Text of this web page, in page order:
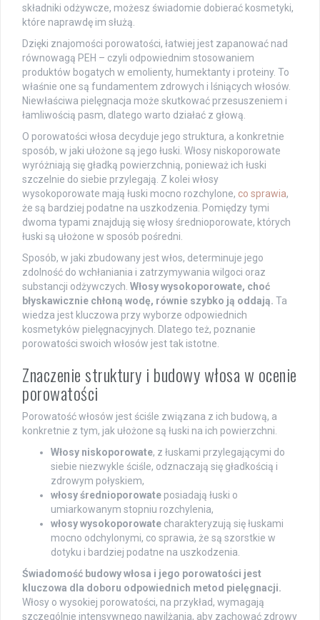
składniki odżywcze, możesz świadomie dobierać kosmetyki,
które naprawdę im służą.
Dzięki znajomości porowatości, łatwiej jest zapanować nad
równowagą PEH – czyli odpowiednim stosowaniem
produktów bogatych w emolienty, humektanty i proteiny. To
właśnie one są fundamentem zdrowych i lśniących włosów.
Niewłaściwa pielęgnacja może skutkować przesuszeniem i
łamliwością pasm, dlatego warto działać z głową.
O porowatości włosa decyduje jego struktura, a konkretnie
sposób, w jaki ułożone są jego łuski. Włosy niskoporowate
wyróżniają się gładką powierzchnią, ponieważ ich łuski
szczelnie do siebie przylegają. Z kolei włosy
wysokoporowate mają łuski mocno rozchylone, co sprawia,
że są bardziej podatne na uszkodzenia. Pomiędzy tymi
dwoma typami znajdują się włosy średnioporowate, których
łuski są ułożone w sposób pośredni.
Sposób, w jaki zbudowany jest włos, determinuje jego
zdolność do wchłaniania i zatrzymywania wilgoci oraz
substancji odżywczych. Włosy wysokoporowate, choć
błyskawicznie chłoną wodę, równie szybko ją oddają. Ta
wiedza jest kluczowa przy wyborze odpowiednich
kosmetyków pielęgnacyjnych. Dlatego też, poznanie
porowatości swoich włosów jest tak istotne.
Znaczenie struktury i budowy włosa w ocenie
porowatości
Porowatość włosów jest ściśle związana z ich budową, a
konkretnie z tym, jak ułożone są łuski na ich powierzchni.
Włosy niskoporowate, z łuskami przylegającymi do
siebie niezwykle ściśle, odznaczają się gładkością i
zdrowym połyskiem,
włosy średnioporowate posiadają łuski o
umiarkowanym stopniu rozchylenia,
włosy wysokoporowate charakteryzują się łuskami
mocno odchylonymi, co sprawia, że są szorstkie w
dotyku i bardziej podatne na uszkodzenia.
Świadomość budowy włosa i jego porowatości jest
kluczowa dla doboru odpowiednich metod pielęgnacji.
Włosy o wysokiej porowatości, na przykład, wymagają
szczególnie intensywnego nawilżania, aby zachować zdrowy